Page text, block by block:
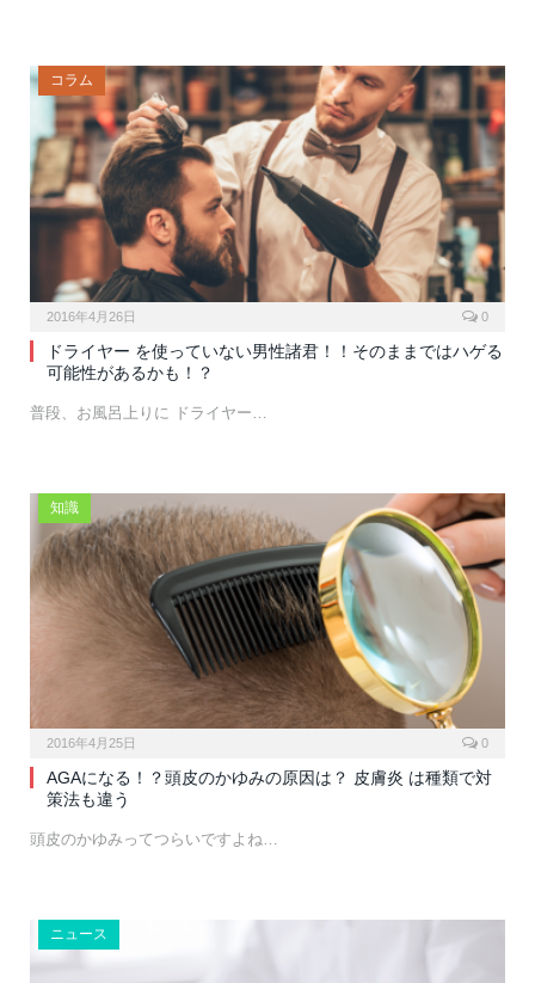
コラム
2016年4月26日 0
ドライヤー を使っていない男性諸君！！そのままではハゲる
可能性があるかも！？
普段、お風呂上りに ドライヤー…
知識
2016年4月25日 0
AGAになる！？頭皮のかゆみの原因は？ 皮膚炎 は種類で対
策法も違う
頭皮のかゆみってつらいですよね…
ニュース